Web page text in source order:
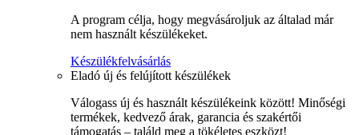
A program célja, hogy megvásároljuk az általad már
nem használt készülékeket.
Készülékfelvásárlás
Eladó új és felújított készülékek
Válogass új és használt készülékeink között! Minőségi
termékek, kedvező árak, garancia és szakértői
támogatás – találd meg a tökéletes eszközt!